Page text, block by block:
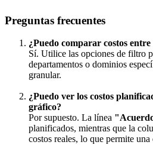
Preguntas frecuentes
¿Puedo comparar costos entre
Sí. Utilice las opciones de filtro
departamentos o dominios especí
granular.
¿Puedo ver los costos
gráfico?
Por supuesto. La línea "
planificados, mientras que la
costos reales, lo que permite una